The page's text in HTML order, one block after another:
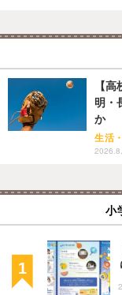
【
明・
か
生活
小